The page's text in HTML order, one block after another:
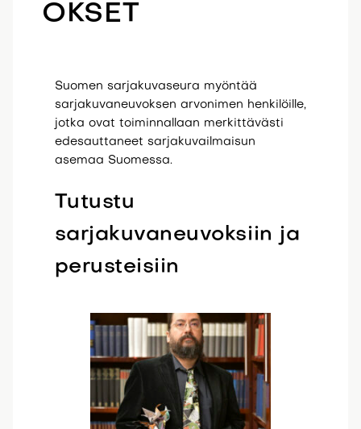
OKSET
Suomen sarjakuvaseura myöntää
sarjakuvaneuvoksen arvonimen henkilöille,
jotka ovat toiminnallaan merkittävästi
edesauttaneet sarjakuvailmaisun
asemaa Suomessa.
Tutustu
sarjakuvaneuvoksiin ja
perusteisiin